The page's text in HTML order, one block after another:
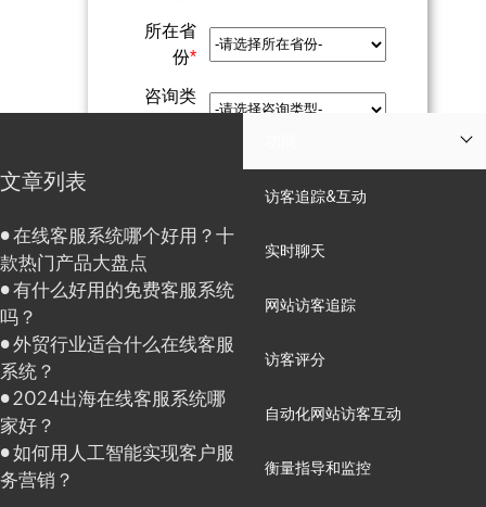
所在省
份*
咨询类
我已阅读并接受Zoho
私政策。
文章列表
在线客服系统哪个好用？十
款热门产品大盘点
有什么好用的免费客服系统
吗？
外贸行业适合什么在线客服
系统？
2024出海在线客服系统哪
家好？
如何用人工智能实现客户服
务营销？
访客追踪&互动
实时聊天
网站访客追踪
访客评分
自动化网站访客互动
衡量指导和监控